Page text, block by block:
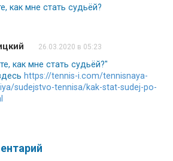
как мне стать судьёй?
26.03.2020 в 05:23
как мне стать судьёй?"
https://tennis-i.com/tennisnaya-
sudejstvo-tennisa/kak-stat-sudej-po-